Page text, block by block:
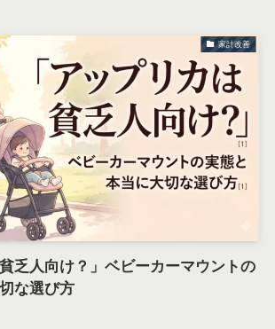
家計改善
乏人向け？」ベビーカーマウントの
な選び方